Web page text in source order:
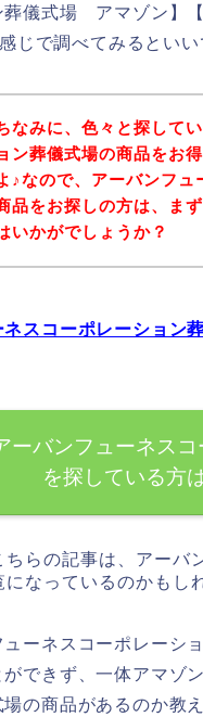
葬儀式場 アマゾン】
じで調べてみるといい
なみに、色々と探して
ン葬儀式場の商品をお
♪なので、アーバンフ
品をお探しの方は、ま
いかがでしょうか？
スコーポレーション
ーバンフューネス
を探している方
ちらの記事は、アー
なっているのかもし
ーネスコーポレーシ
できず、一体アマゾ
の商品があるのか教